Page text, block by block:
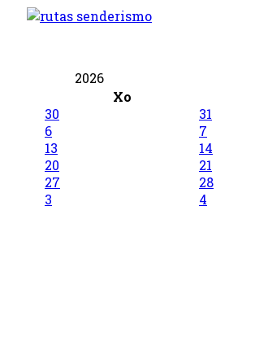
2026
Xo
30 31
6 7
13 14
20 21
27 28
3 4